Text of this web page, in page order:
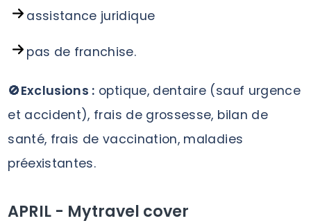
assistance juridique
pas de franchise.
🚫Exclusions : optique, dentaire (sauf urgence
et accident), frais de grossesse, bilan de
santé, frais de vaccination, maladies
préexistantes.
APRIL - Mytravel cover